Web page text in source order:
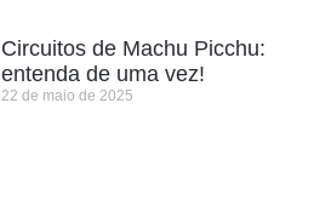
Circuitos de Machu Picchu:
entenda de uma vez!
22 de maio de 2025